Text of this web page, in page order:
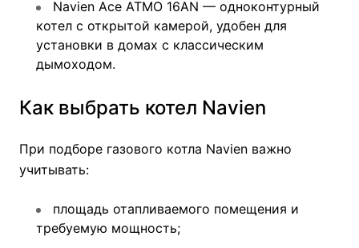
Navien Ace ATMO 16AN — одноконтурный
котел с открытой камерой, удобен для
установки в домах с классическим
дымоходом.
Как выбрать котел Navien
При подборе газового котла Navien важно
учитывать:
площадь отапливаемого помещения и
требуемую мощность;